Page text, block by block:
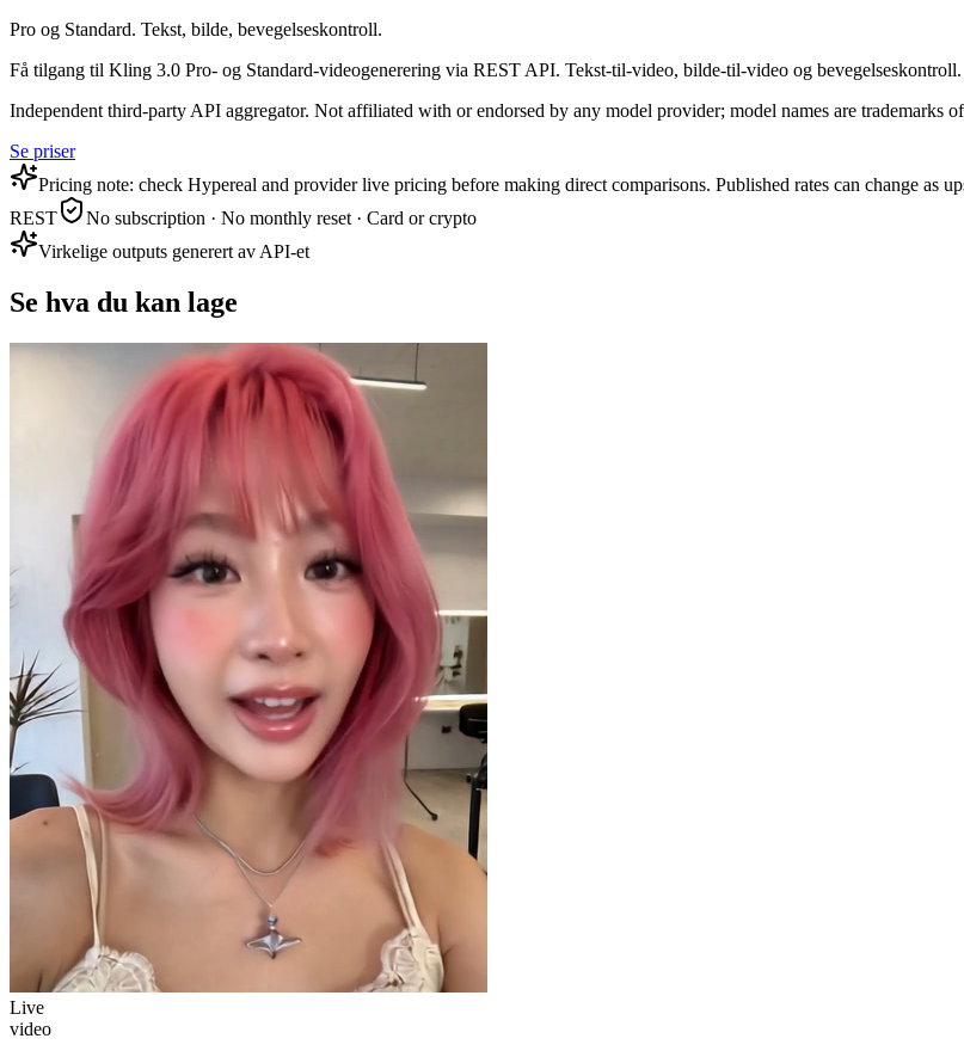
Pro og Standard. Tekst, bilde, bevegelseskontroll.
Få tilgang til Kling 3.0 Pro- og Standard-videogenerering via REST API. Tekst-til-video, bilde-til-video og
Independent third-party API aggregator. Not affiliated with or endorsed by any model provider; model names are trademarks
Se priser
Pricing note: check Hypereal and provider live pricing before making direct comparisons. Published rates can change as
REST
No subscription · No monthly reset · Card or crypto
Virkelige outputs generert av API-et
Se hva du kan lage
Live
video